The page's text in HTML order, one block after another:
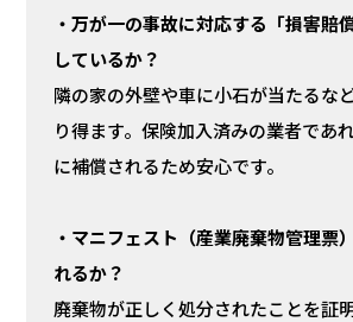
・万が一の事故に対応する「損害賠
しているか？
隣の家の外壁や車に小石が当たるな
り得ます。保険加入済みの業者であ
に補償されるため安心です。
・マニフェスト（産業廃棄物管理票
れるか？
廃棄物が正しく処分されたことを証